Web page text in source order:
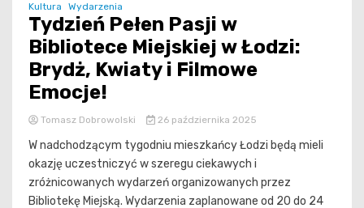
Kultura Wydarzenia
Tydzień Pełen Pasji w
Bibliotece Miejskiej w Łodzi:
Brydż, Kwiaty i Filmowe
Emocje!
Tomasz Dobrowolski 26 października 2025
W nadchodzącym tygodniu mieszkańcy Łodzi będą mieli
okazję uczestniczyć w szeregu ciekawych i
zróżnicowanych wydarzeń organizowanych przez
Bibliotekę Miejską. Wydarzenia zaplanowane od 20 do 24